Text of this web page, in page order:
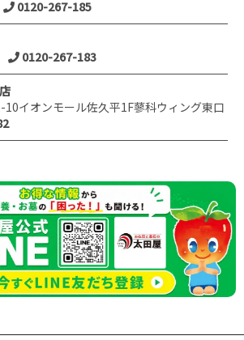
0120-267-185
0120-267-183
イオンモール佐久平1F蓼科ウィング東口